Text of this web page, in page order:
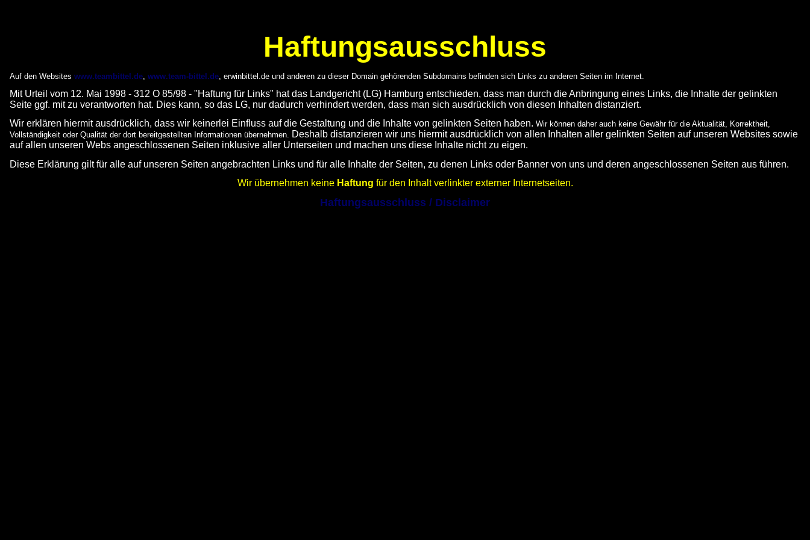
Haftungsausschluss
Auf den Websites www.teambittel.de www.team-bittel.de , erwinbittel.de und anderen zu dieser Domain gehörenden Subdomains befinden sich Links zu anderen Seiten im Internet.
Mit Urteil vom 12. Mai 1998 - 312 O 85/98 - "Haftung für Links" hat das Landgericht (LG) Hamburg entschieden, dass man durch die Anbringung eines Links, die Inhalte der gelinkten
Seite ggf. mit zu verantworten hat. Dies kann, so das LG, nur dadurch verhindert werden, dass man sich ausdrücklich von diesen Inhalten distanziert.
Wir erklären hiermit ausdrücklich, dass wir keinerlei Einfluss auf die Gestaltung und die Inhalte von gelinkten Seiten haben. Wir können daher auch keine Gewähr für die Aktualität, Korrektheit,
Vollständigkeit oder Qualität der dort bereitgestellten Informationen übernehmen. Deshalb distanzieren wir uns hiermit ausdrücklich von allen Inhalten aller gelinkten Seiten auf unseren Websites sowie
auf allen unseren Webs angeschlossenen Seiten inklusive aller Unterseiten und machen uns diese Inhalte nicht zu eigen.
Diese Erklärung gilt für alle auf unseren Seiten angebrachten Links und für alle Inhalte der Seiten, zu denen Links oder Banner von uns und deren angeschlossenen Seiten aus führen.
Wir übernehmen keine Haftung für den Inhalt verlinkter externer Internetseiten.
Haftungsausschluss / Disclaimer